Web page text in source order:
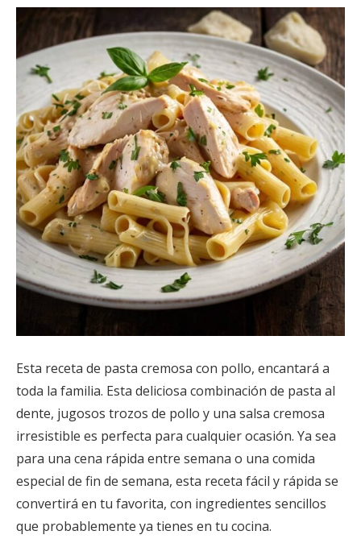
Esta receta de pasta cremosa con pollo, encantará a
toda la familia. Esta deliciosa combinación de pasta al
dente, jugosos trozos de pollo y una salsa cremosa
irresistible es perfecta para cualquier ocasión. Ya sea
para una cena rápida entre semana o una comida
especial de fin de semana, esta receta fácil y rápida se
convertirá en tu favorita, con ingredientes sencillos
que probablemente ya tienes en tu cocina.